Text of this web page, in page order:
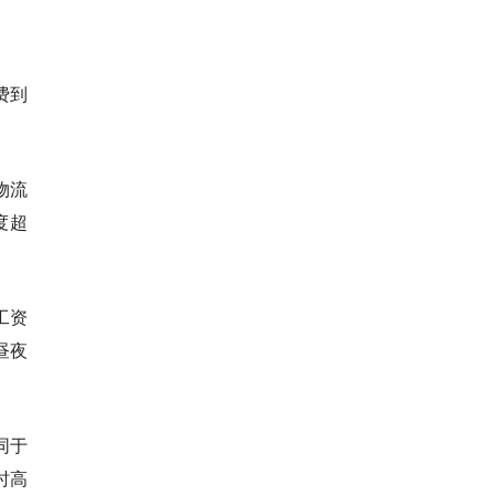
到
流
超
资
夜
于
高